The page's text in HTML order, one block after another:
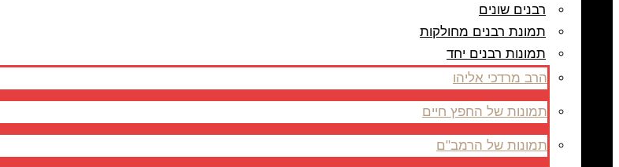
רבנים שונים
תמונת רבנים מחולקות
תמונות רבנים יחד
הרב מרדכי אליהו
תמונות של החפץ חיים
תמונות של הרמב"ם